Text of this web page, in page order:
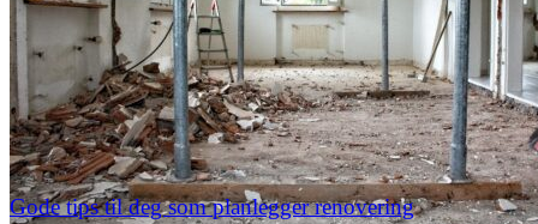
Gode tips til deg som planlegger renovering